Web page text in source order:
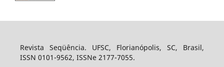
Revista Seqüência. UFSC, Florianópolis, SC, Brasil,
ISSN 0101-9562, ISSNe 2177-7055.